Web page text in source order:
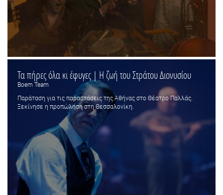
Τα πήρες όλα κι έφυγες | Η ζωή του Στράτου Διονυσίου
Boem Team
Παράταση για τις παραστάσεις της Αθήνας στο Θέατρο Παλλάς.
Ξεκίνησε η προπώληση στη Θεσσαλονίκη.